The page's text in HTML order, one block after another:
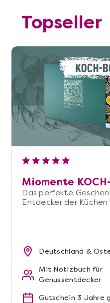
machen Sie
Kochlöffel,
Topseller
Miomente
Das perfekte
Entdecker der
Deutschland &
Mit Notizbuch für
Genussentdecker
Gutschein 3 Jahre